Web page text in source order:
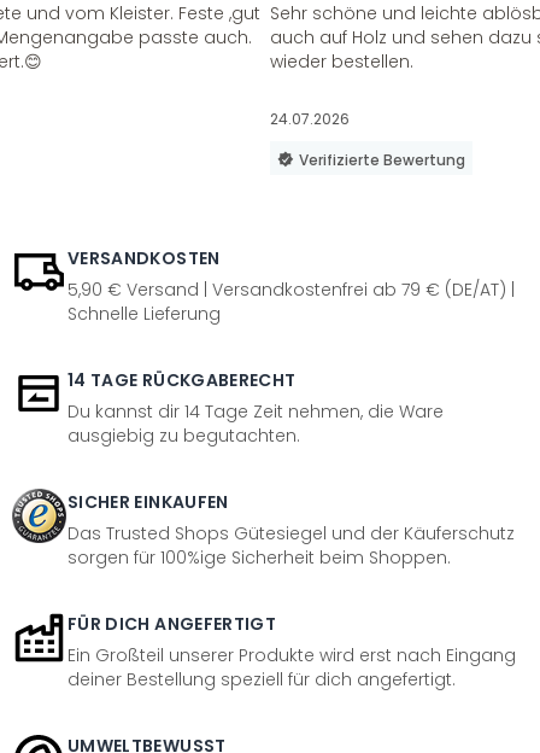
und vom Kleister. Feste ,gut
passte auch.
Sehr schöne und leichte
auch auf Holz und sehen
wieder bestellen.
24.07.2026
Verifizierte Bewertung
VERSANDKOSTEN
5,90 € Versand | Versandkostenfrei ab 79 € (DE/AT) |
Schnelle Lieferung
14 TAGE RÜCKGABERECHT
Du kannst dir 14 Tage Zeit nehmen, die Ware
ausgiebig zu begutachten.
SICHER EINKAUFEN
Das Trusted Shops Gütesiegel und der Käuferschutz
sorgen für 100%ige Sicherheit beim Shoppen.
FÜR DICH ANGEFERTIGT
Ein Großteil unserer Produkte wird erst nach Eingang
deiner Bestellung speziell für dich angefertigt.
UMWELTBEWUSST